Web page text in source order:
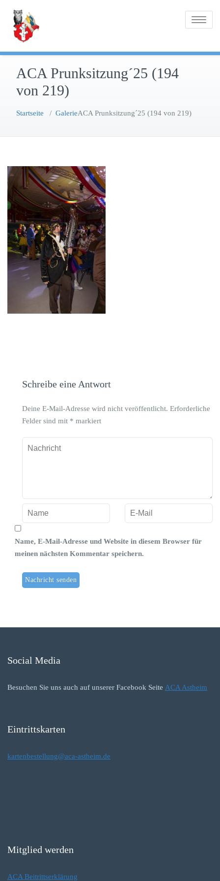
springen
Toggle
ACA Prunksitzung´25 (194
von 219)
Startseite / GalerieACA Prunksitzung´25 (194 von 219)
Schreibe eine Antwort
Deine E-Mail-Adresse wird nicht veröffentlicht. Erforderliche
Felder sind mit * markiert
Name, E-Mail-Adresse und Website in diesem Browser für
meinen nächsten Kommentar speichern.
Social Media
Besuchen Sie uns auch auf unserer Facebook Seite ACA Astheim
Eintrittskarten
kartenbestellung@aca-astheim.de
Mitglied werden
ACA Beitrittserklärung